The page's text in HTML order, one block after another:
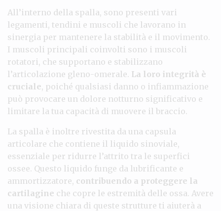
All’interno della spalla, sono presenti vari
legamenti, tendini e muscoli che lavorano in
sinergia per mantenere la stabilità e il movimento.
I muscoli principali coinvolti sono i muscoli
rotatori, che supportano e stabilizzano
l’articolazione gleno-omerale. La loro integrità è
cruciale, poiché qualsiasi danno o infiammazione
può provocare un dolore notturno significativo e
limitare la tua capacità di muovere il braccio.
La spalla è inoltre rivestita da una capsula
articolare che contiene il liquido sinoviale,
essenziale per ridurre l’attrito tra le superfici
ossee. Questo liquido funge da lubrificante e
ammortizzatore, contribuendo a proteggere la
cartilagine che copre le estremità delle ossa. Avere
una visione chiara di queste strutture ti aiuterà a